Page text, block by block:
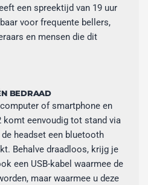
een spreektijd van 19 uur
voor frequente bellers,
en mensen die dit
BEDRAAD
of smartphone en
komt eenvoudig tot stand via
headset een bluetooth
Behalve draadloos, krijg je
een USB-kabel waarmee de
maar waarmee u deze